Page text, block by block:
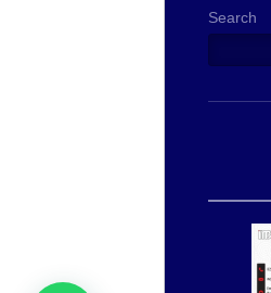
Search